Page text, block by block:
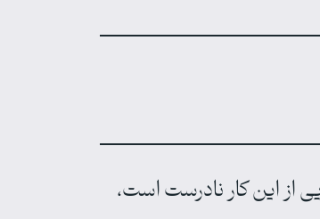
درصد سود می‌کنم، از نظر ما جایی از این کار نادرست است،